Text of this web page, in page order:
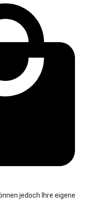
jedoch Ihre eigene